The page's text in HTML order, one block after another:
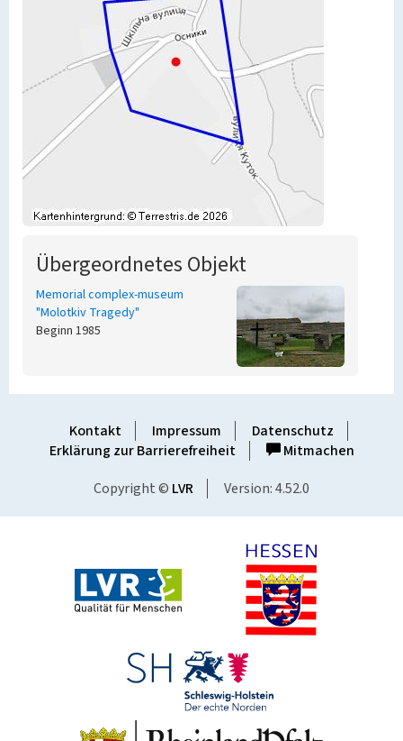
Übergeordnetes Objekt
Memorial complex-museum
"Molotkiv Tragedy"
Beginn 1985
Kontakt Impressum
Datenschutz
Erklärung zur Barrierefreiheit
Mitmachen
Copyright © LVR Version: 4.52.0